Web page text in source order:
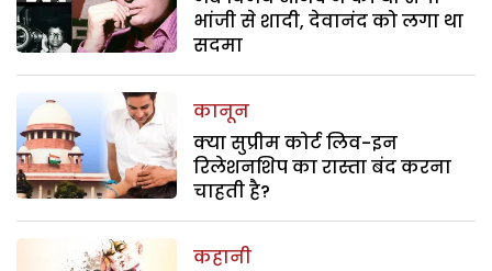
भांजी से शादी, देवानंद को लगा था
सदमा
कानून
क्या सुप्रीम कोर्ट लिव-इन
रिलेशनशिप का रास्ता बंद करना
चाहती है?
कहानी